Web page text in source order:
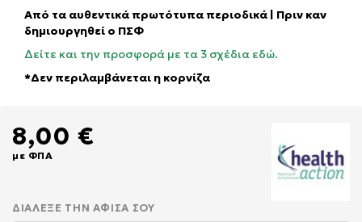
Από τα αυθεντικά πρωτότυπα περιοδικά | Πριν καν
δημιουργηθεί ο ΠΣΦ
Δείτε και την προσφορά με τα 3 σχέδια εδώ.
*Δεν περιλαμβάνεται η κορνίζα
8,00 €
με ΦΠΑ
ΔΙΆΛΕΞΕ ΤΗΝ ΑΦΊΣΑ ΣΟΥ